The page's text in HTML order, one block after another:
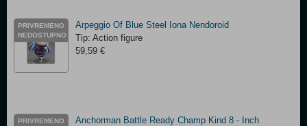
PRIVREMENO
NEDOSTUPNO
Arpeggio Of Blue Steel Iona Nendoroid
Tip: Action figure
59,59 €
PRIVREMENO
Anchorman Battle Ready Champ Kind 8 - Inch